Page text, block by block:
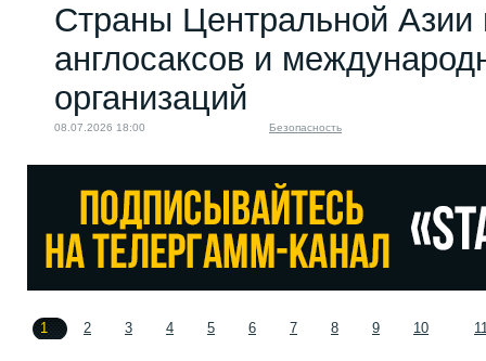
Страны Центральной Азии
англосаксов и
организаций
08.07.2026 18:00 Безопасность
1 2 3 4 5 6 7 8 9 10